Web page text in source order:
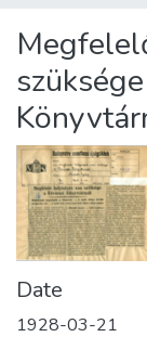
About us
Date
1928-03-21